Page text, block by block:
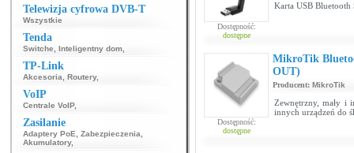
Telewizja cyfrowa DVB-T
Wszystkie
Tenda
Switche Inteligentny dom
TP-Link
Akcesoria Routery,
VoIP
Centrale VoIP,
Zasilanie
Adaptery PoE Zabezpieczenia
Akumulatory,
Dostępność:
dostępne
Karta USB Bluetooth
Dostępność:
dostępne
MikroTik
OUT)
Producent: MikroTik
Zewnętrzny, mały i
innych urządzeń do